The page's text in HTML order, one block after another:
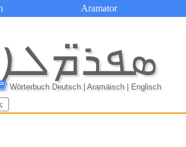
Aramator
ܣܦܪ̈ܡܠܐ
Wörterbuch Deutsch | Aramäisch | Englisch
ç